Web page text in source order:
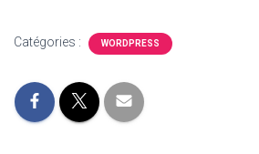
Catégories : WORDPRESS